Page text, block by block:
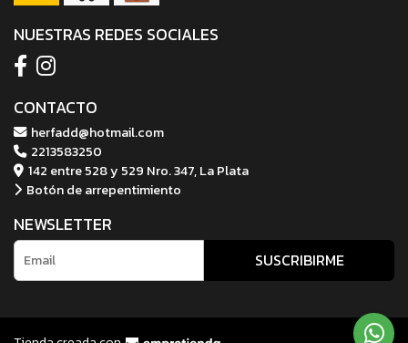
NUESTRAS REDES SOCIALES
CONTACTO
herfadd@hotmail.com
2213583250
142 entre 528 y 529 Nro. 347, La Plata
Botón de arrepentimiento
NEWSLETTER
SUSCRIBIRME